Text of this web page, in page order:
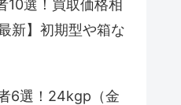
10選！買取価格相
新】初期型や箱な
6選！24kgp（金